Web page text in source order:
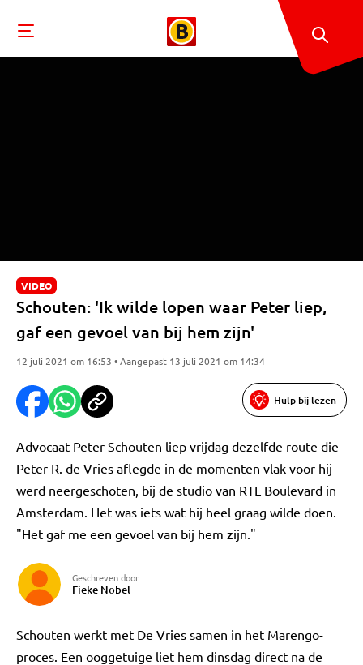
VIDEO
Schouten: 'Ik wilde lopen waar Peter liep,
gaf een gevoel van bij hem zijn'
12 juli 2021 om 16:53 • Aangepast 13 juli 2021 om 14:34
Hulp bij lezen
Advocaat Peter Schouten liep vrijdag dezelfde route die
Peter R. de Vries aflegde in de momenten vlak voor hij
werd neergeschoten, bij de studio van RTL Boulevard in
Amsterdam. Het was iets wat hij heel graag wilde doen.
"Het gaf me een gevoel van bij hem zijn."
Geschreven door
Fieke Nobel
Schouten werkt met De Vries samen in het Marengo-
proces. Een ooggetuige liet hem dinsdag direct na de